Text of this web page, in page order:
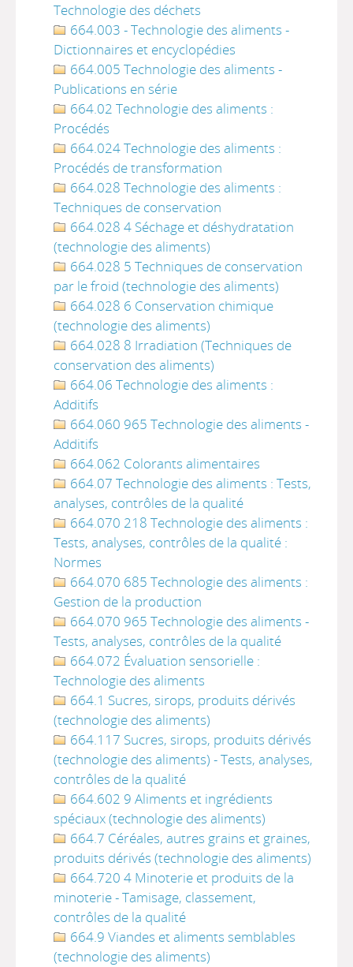
Technologie des déchets
664.003 - Technologie des aliments -
Dictionnaires et encyclopédies
664.005 Technologie des aliments -
Publications en série
664.02 Technologie des aliments :
Procédés
664.024 Technologie des aliments :
Procédés de transformation
664.028 Technologie des aliments :
Techniques de conservation
664.028 4 Séchage et déshydratation
(technologie des aliments)
664.028 5 Techniques de conservation
par le froid (technologie des aliments)
664.028 6 Conservation chimique
(technologie des aliments)
664.028 8 Irradiation (Techniques de
conservation des aliments)
664.06 Technologie des aliments :
Additifs
664.060 965 Technologie des aliments -
Additifs
664.062 Colorants alimentaires
664.07 Technologie des aliments : Tests,
analyses, contrôles de la qualité
664.070 218 Technologie des aliments :
Tests, analyses, contrôles de la qualité :
Normes
664.070 685 Technologie des aliments :
Gestion de la production
664.070 965 Technologie des aliments -
Tests, analyses, contrôles de la qualité
664.072 Évaluation sensorielle :
Technologie des aliments
664.1 Sucres, sirops, produits dérivés
(technologie des aliments)
664.117 Sucres, sirops, produits dérivés
(technologie des aliments) - Tests, analyses,
contrôles de la qualité
664.602 9 Aliments et ingrédients
spéciaux (technologie des aliments)
664.7 Céréales, autres grains et graines,
produits dérivés (technologie des aliments)
664.720 4 Minoterie et produits de la
minoterie - Tamisage, classement,
contrôles de la qualité
664.9 Viandes et aliments semblables
(technologie des aliments)